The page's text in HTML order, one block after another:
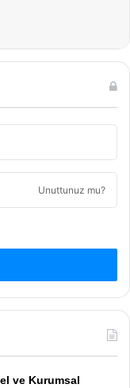
Unuttunuz mu?
ve Kurumsal